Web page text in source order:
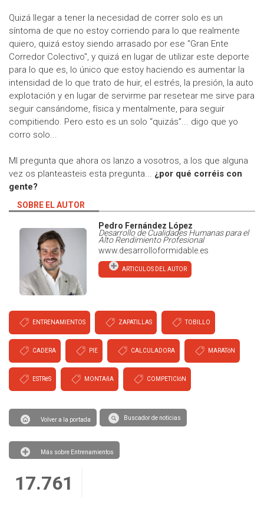
Quizá llegar a tener la necesidad de correr solo es un
síntoma de que no estoy corriendo para lo que realmente
quiero, quizá estoy siendo arrasado por ese "Gran Ente
Corredor Colectivo", y quizá en lugar de utilizar este deporte
para lo que es, lo único que estoy haciendo es aumentar la
intensidad de lo que trato de huir, el estrés, la presión, la auto
explotación y en lugar de servirme par resetear me sirve para
seguir cansándome, física y mentalmente, para seguir
compitiendo. Pero esto es un solo “quizás”... digo que yo
corro solo...
MI pregunta que ahora os lanzo a vosotros, a los que alguna
vez os planteasteis esta pregunta... ¿por qué corréis con
gente?
SOBRE EL AUTOR
Pedro Fernández López
Desarrollo de Cualidades Humanas para el
Alto Rendimiento Profesional
www.desarrolloformidable.es
ARTICULOS DEL AUTOR
ENTRENAMIENTOS ZAPATILLAS TOBILLO
CADERA PIE CALCULADORA MARATóN
ESTRéS MONTAñA COMPETICIóN
Volver a la portada Buscador de noticias
Más sobre Entrenamientos
17.761